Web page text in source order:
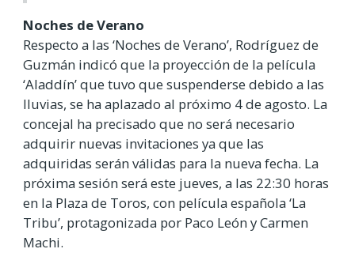
Noches de Verano
Respecto a las ‘Noches de Verano’, Rodríguez de
Guzmán indicó que la proyección de la película
‘Aladdín’ que tuvo que suspenderse debido a las
lluvias, se ha aplazado al próximo 4 de agosto. La
concejal ha precisado que no será necesario
adquirir nuevas invitaciones ya que las
adquiridas serán válidas para la nueva fecha. La
próxima sesión será este jueves, a las 22:30 horas
en la Plaza de Toros, con película española ‘La
Tribu’, protagonizada por Paco León y Carmen
Machi.